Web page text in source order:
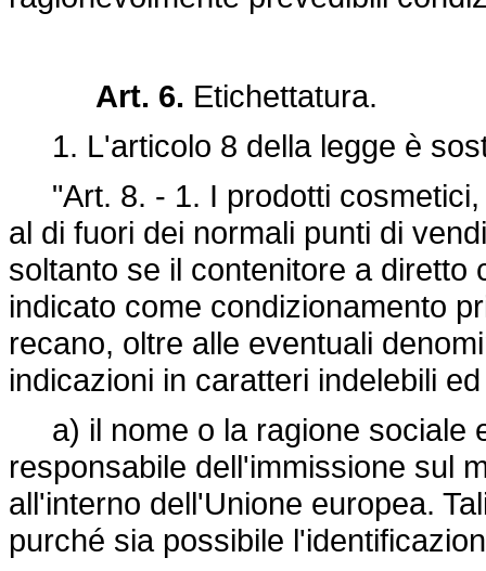
Art. 6. Etichettatura.
1. L'articolo 8 della legge è
"Art. 8. - 1. I prodotti cosmetici,
al di fuori dei normali punti di
soltanto se il contenitore a diretto
indicato come condizionamento
recano, oltre alle eventuali
indicazioni in caratteri indelebili
a) il nome o la ragione sociale
responsabile dell'immissione sul
all'interno dell'Unione europea.
purché sia possibile